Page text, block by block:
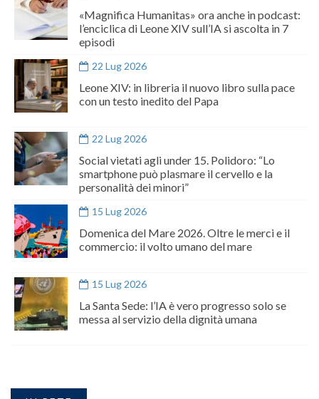
«Magnifica Humanitas» ora anche in podcast:
l’enciclica di Leone XIV sull’IA si ascolta in 7
episodi
22 Lug 2026
Leone XIV: in libreria il nuovo libro sulla pace
con un testo inedito del Papa
22 Lug 2026
Social vietati agli under 15. Polidoro: “Lo
smartphone può plasmare il cervello e la
personalità dei minori”
15 Lug 2026
Domenica del Mare 2026. Oltre le merci e il
commercio: il volto umano del mare
15 Lug 2026
La Santa Sede: l’IA è vero progresso solo se
messa al servizio della dignità umana